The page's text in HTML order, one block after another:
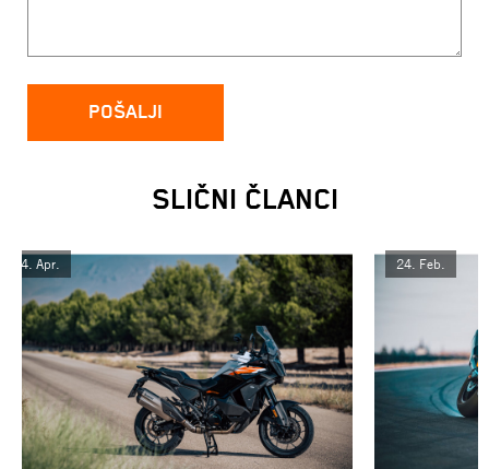
POŠALJI
SLIČNI ČLANCI
14. Apr. 24. Feb.